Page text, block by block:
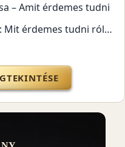
– Amit érdemes tudni
Ingatlan értékesítés és SZJA: Mit érdemes tudni róla?